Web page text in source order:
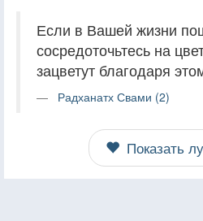
Если в Вашей жизни
сосредоточьтесь на
зацветут благодаря
Радханатх Свами (2)
Показать